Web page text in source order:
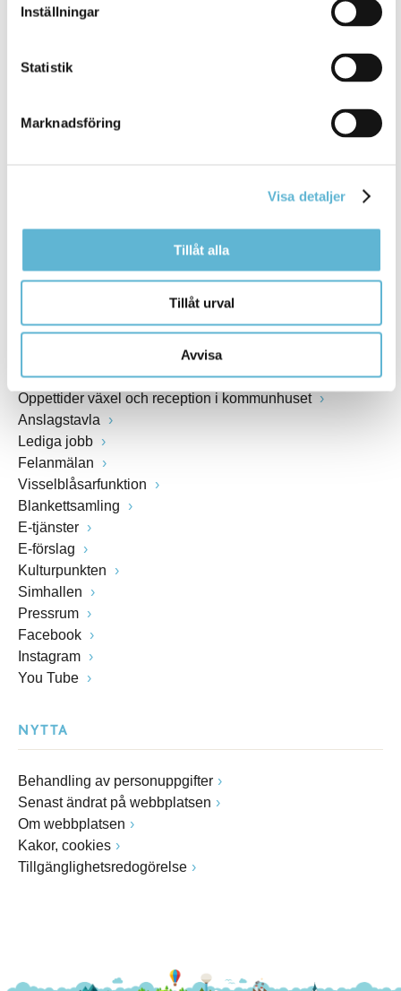
Inställningar
Statistik
Marknadsföring
Visa detaljer
Tillåt alla
Tillåt urval
Avvisa
KONTAKT
Besöksadress
Box 18, 295 21 Bromölla
Fax: 0456-82 22 00
Öppettider växel och reception i kommunhuset
Anslagstavla
Lediga jobb
Felanmälan
Visselblåsarfunktion
Blankettsamling
E-tjänster
E-förslag
Kulturpunkten
Simhallen
Pressrum
Facebook
Instagram
You Tube
NYTTA
Behandling av personuppgifter
Senast ändrat på webbplatsen
Om webbplatsen
Kakor, cookies
Tillgänglighetsredogörelse